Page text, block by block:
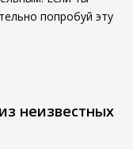
попробуй эту
неизвестных